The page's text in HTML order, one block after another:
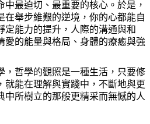
最迫切、最重要的核心。於是，
在舉步維艱的逆境，你的心都能自
定能力的提升，人際的溝通與和
愛的能量與格局、身體的療癒與強
哲學的觀照是一種生活，只要修
就能在理解與實踐中，不斷地與更
中所樹立的那般更精采而無憾的人